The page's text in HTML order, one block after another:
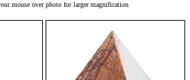
mouse over photo for larger magnification